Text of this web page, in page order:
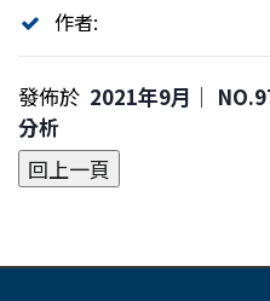
作者:
發佈於 2021年9月｜
分析